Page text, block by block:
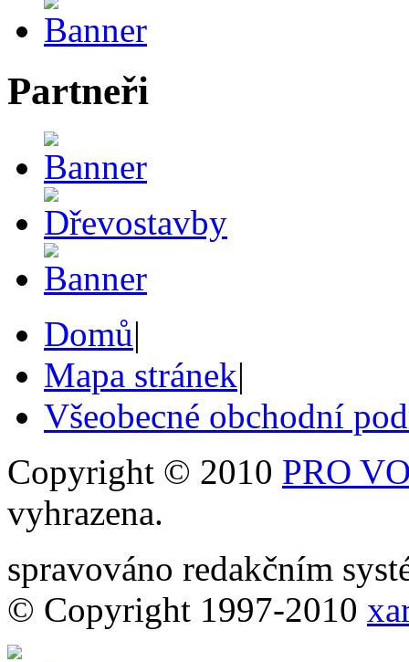
Partneři
Domů|
Mapa stránek|
Všeobecné obchodní
Copyright © 2010 PRO
vyhrazena.
spravováno redakčním
© Copyright 1997-2010